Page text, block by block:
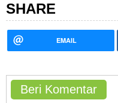
SHARE
EMAIL
Beri Komentar